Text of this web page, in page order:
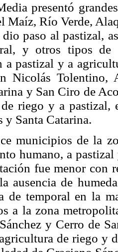
presentó
Maíz, Río Verde,
paso al pastizal,
y otros tipos de
a pastizal y a
Nicolás Tolentino,
y San Ciro de
riego y a pastizal,
y Santa Catarina.
municipios de la
humano, a
fue menor con
ausencia de
de temporal en la
a la zona
y Cerro de
de riego y